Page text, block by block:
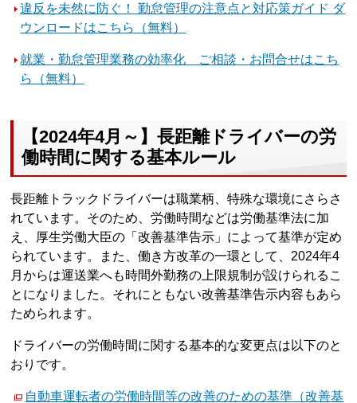
違反を未然に防ぐ！ 勤怠管理の注意点と対応策ガイド ダ
ウンロードはこちら（無料）
就業・勤怠管理業務の効率化 ご相談・お問合せはこち
ら（無料）
【2024年4月～】長距離ドライバーの労
働時間に関する基本ルール
長距離トラックドライバーは職業柄、特殊な環境にさらさ
れています。そのため、労働時間などは労働基準法に加
え、厚生労働大臣の「改善基準告示」によって基準が定め
られています。また、働き方改革の一環として、2024年4
月からは運送業へも時間外勤務の上限規制が設けられるこ
とになりました。それにともない改善基準告示内容もあら
ためられます。
ドライバーの労働時間に関する基本的な変更点は以下のと
おりです。
自動車運転者の労働時間等の改善のための基準（改善基